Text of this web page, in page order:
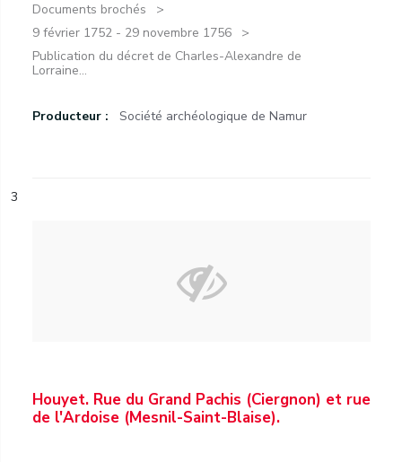
Documents brochés
9 février 1752 - 29 novembre 1756
Publication du décret de Charles-Alexandre de
Lorraine...
Producteur : Société archéologique de Namur
3
Houyet. Rue du Grand Pachis (Ciergnon) et rue
de l'Ardoise (Mesnil-Saint-Blaise).